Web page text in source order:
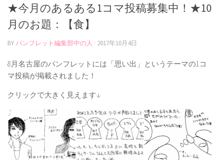
★今月のあるある1コマ投稿募集中！★10
月のお題：【食】
BYパンフレット編集部中の人 · 2017年10月4日
8月名古屋のパンフレットには「思い出」というテーマの1コ
マ投稿が掲載されました！
クリックで大きく見えます↓